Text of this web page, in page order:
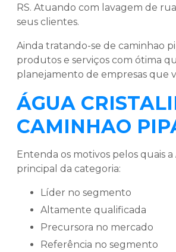
RS. Atuando com lavagem de
seus clientes.
Ainda tratando-se de caminhao
produtos e serviços com ótima
planejamento de empresas que
ÁGUA
CAMINHAO
Entenda os motivos pelos quais
principal da categoria:
líder no segmento
altamente qualificada
precursora no mercado
referência no segmento